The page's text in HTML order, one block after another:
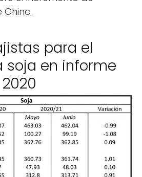
para el
soja en informe